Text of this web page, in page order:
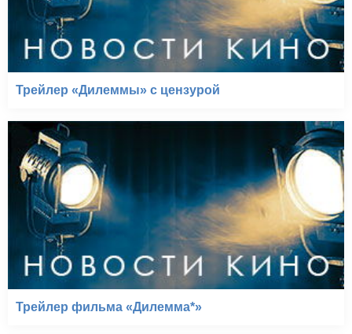
Трейлер «Дилеммы» с цензурой
Трейлер фильма «Дилемма*»